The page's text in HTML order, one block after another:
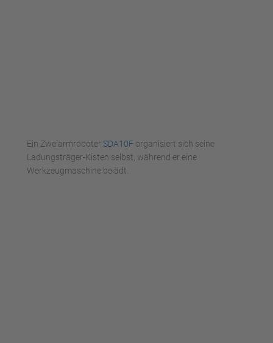
Ein Zweiarmroboter SDA10F organisiert sich seine
Ladungsträger-Kisten selbst, während er eine
Werkzeugmaschine belädt.